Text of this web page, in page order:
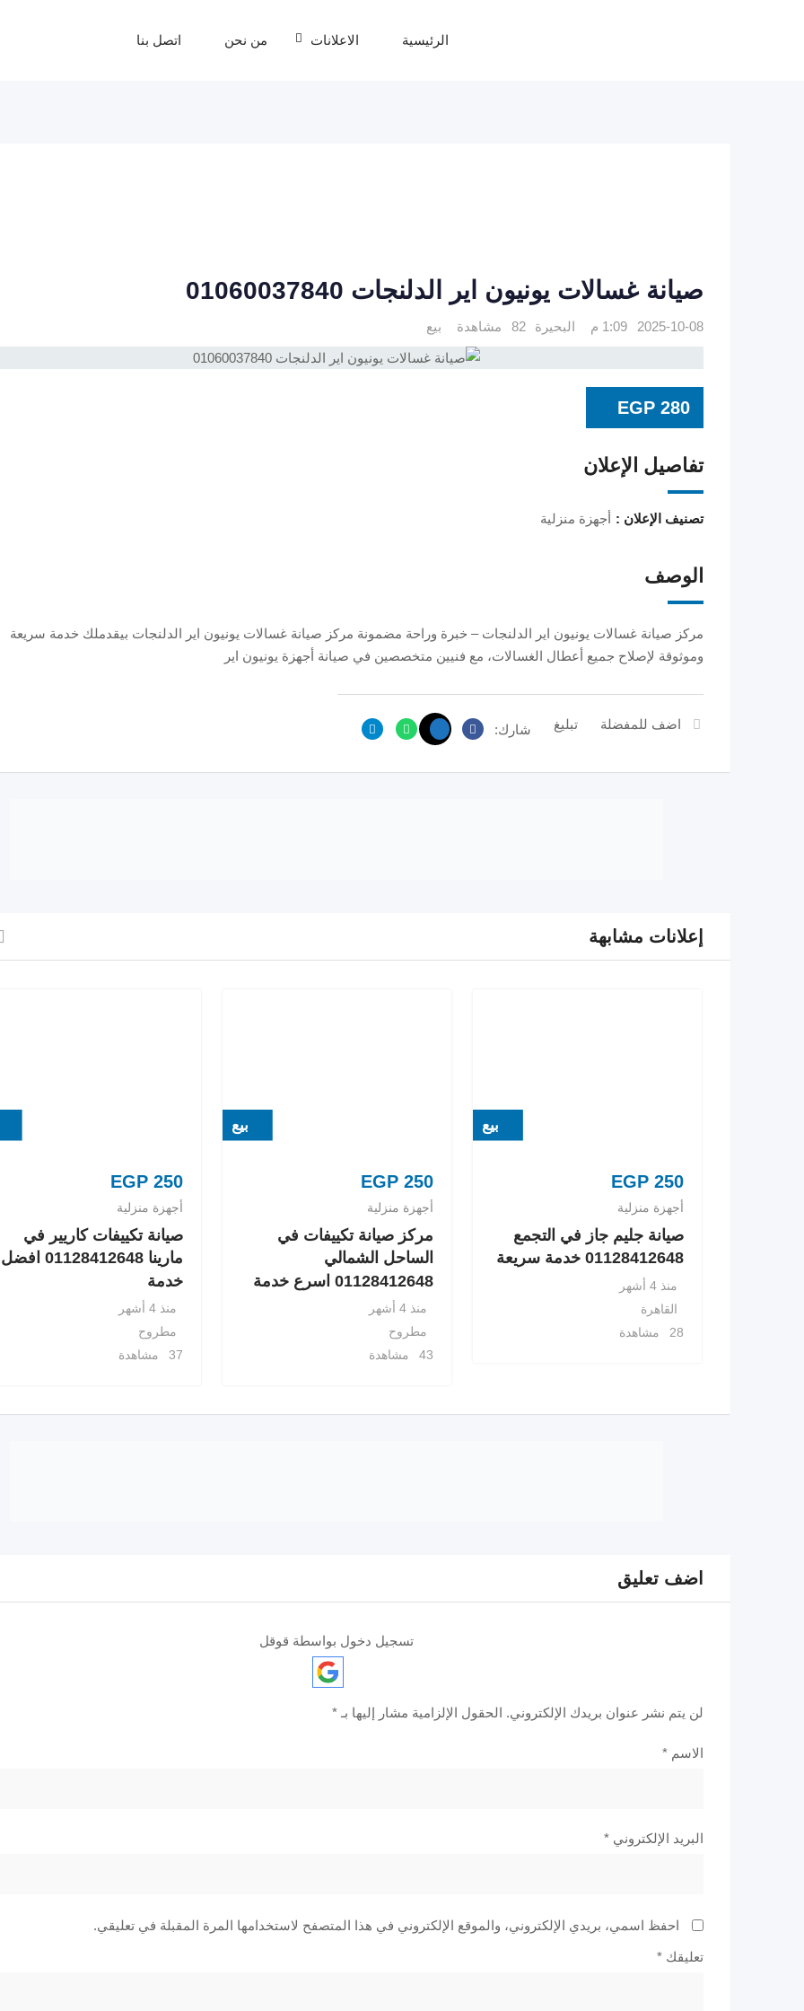
الرئيسية الاعلانات من نحن اتصل بنا
صيانة غسالات يونيون اير الدلنجات 01060037840
2025-10-08 1:09 م البحيرة 82 مشاهدة بيع
EGP 280
تفاصيل الإعلان
تصنيف الإعلان : أجهزة منزلية
الوصف
مركز صيانة غسالات يونيون اير الدلنجات – خبرة وراحة مضمونة مركز صيانة غسالات يونيون اير الدلنجات بيقدملك خدمة سريعة
وموثوقة لإصلاح جميع أعطال الغسالات، مع فنيين متخصصين في صيانة أجهزة يونيون اير
اضف للمفضلة تبليغ شارك:
إعلانات مشابهة
بيع
EGP 250
أجهزة منزلية
صيانة جليم جاز في التجمع
01128412648 خدمة سريعة
منذ 4 أشهر
القاهرة
28 مشاهدة
بيع
EGP250
أجهزة منزلية
مركز صيانة تكييفات في
الساحل الشمالي
01128412648 اسرع خدمة
منذ 4 أشهر
مطروح
43 مشاهدة
EGP250
أجهزة منزلية
صيانة تكييفات كاريير في
مارينا 01128412648 افضل
خدمة
منذ 4 أشهر
مطروح
37 مشاهدة
اضف تعليق
تسجيل دخول بواسطة قوقل
لن يتم نشر عنوان بريدك الإلكتروني. الحقول الإلزامية مشار إليها بـ *
الاسم *
البريد الإلكتروني *
احفظ اسمي، بريدي الإلكتروني، والموقع الإلكتروني في هذا المتصفح لاستخدامها المرة المقبلة في تعليقي.
تعليقك *